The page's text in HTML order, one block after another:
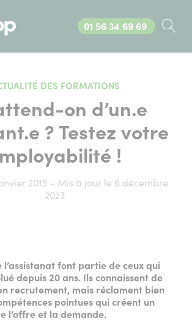
Appelez-nous au
01 56 34 69 69
DES FORMATIONS
on d’un.e
? Testez votre
!
2015 - Mis à jour le 6 décembre
2023
l’assistanat font partie de ceux qui
depuis 20 ans. Ils connaissent de
recrutement, mais réclament bien
pointues qui créent un
l’offre et la demande.